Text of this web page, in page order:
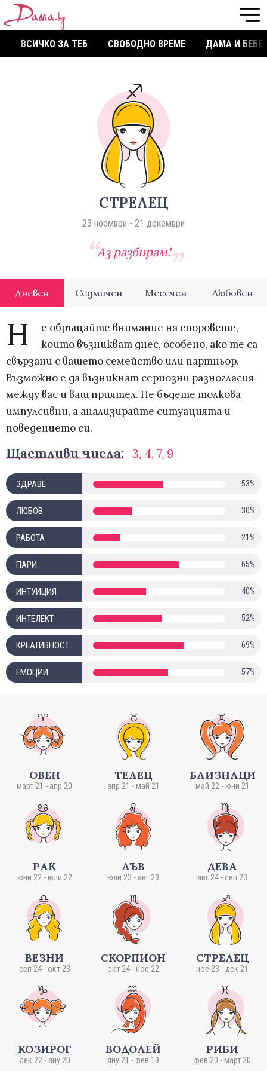
ВСИЧКО ЗА ТЕБ СВОБОДНО ВРЕМЕ ДАМА И БЕБЕ
СТРЕЛЕЦ
23 ноември - 21 декември
Аз разбирам!
Дневен Седмичен Месечен Любовен
Н
е обръщайте внимание на споровете,
които възникват днес, особено, ако те са
свързани с вашето семейство или партньор.
Възможно е да възникнат сериозни разногласия
между вас и ваш приятел. Не бъдете толкова
импулсивни, а анализирайте ситуацията и
поведението си.
Щастливи числа: 3, 4, 7, 9
ЗДРАВЕ 53%
ЛЮБОВ 30%
РАБОТА 21%
ПАРИ 65%
ИНТУИЦИЯ 40%
ИНТЕЛЕКТ 52%
КРЕАТИВНОСТ 69%
ЕМОЦИИ 57%
ОВЕН
март 21 - апр 20
ТЕЛЕЦ
апр 21 - май 21
БЛИЗНАЦИ
май 22 - юни 21
РАК
юни 22 - юли 22
ЛЪВ
юли 23 - авг 23
ДЕВА
авг 24 - сеп 23
ВЕЗНИ
сеп 24 - окт 23
СКОРПИОН
окт 24 - ное 22
СТРЕЛЕЦ
ное 23 - дек 21
КОЗИРОГ
дек 22 - яну 20
ВОДОЛЕЙ
яну 21 - фев 19
РИБИ
фев 20 - март 20